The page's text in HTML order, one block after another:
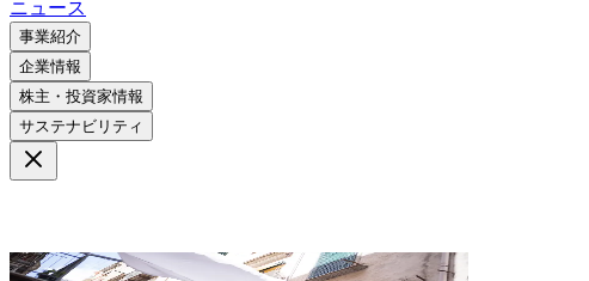
ニュース
事業紹介
企業情報
株主・投資家情報
サステナビリティ